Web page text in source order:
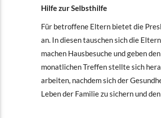
Hilfe zur Selbsthilfe
Für betroffene Eltern bietet die
an. In diesen tauschen sich die
machen Hausbesuche und geben
monatlichen Treffen stellte sich
arbeiten, nachdem sich der
Leben der Familie zu sichern und